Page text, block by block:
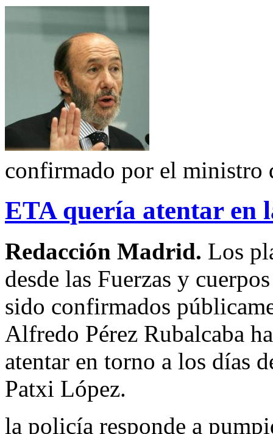
confirmado por el ministro
ETA quería atentar en
Redacción Madrid. Los
desde las Fuerzas y
sido confirmados
Alfredo Pérez Rubalcaba
atentar en torno a los días
Patxi López.
la policía responde a